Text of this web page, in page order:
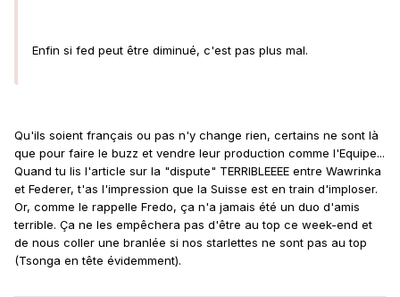
Enfin si fed peut être diminué, c'est pas plus mal.
Qu'ils soient français ou pas n'y change rien, certains ne sont là
que pour faire le buzz et vendre leur production comme l'Equipe...
Quand tu lis l'article sur la "dispute" TERRIBLEEEE entre Wawrinka
et Federer, t'as l'impression que la Suisse est en train d'imploser.
Or, comme le rappelle Fredo, ça n'a jamais été un duo d'amis
terrible. Ça ne les empêchera pas d'être au top ce week-end et
de nous coller une branlée si nos starlettes ne sont pas au top
(Tsonga en tête évidemment).